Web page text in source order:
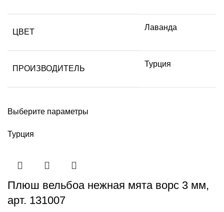
ЦВЕТ
Лаванда
ПРОИЗВОДИТЕЛЬ
Турция
Выберите параметры
Турция
Плюш вельбоа нежная мята ворс 3 мм,
арт. 131007